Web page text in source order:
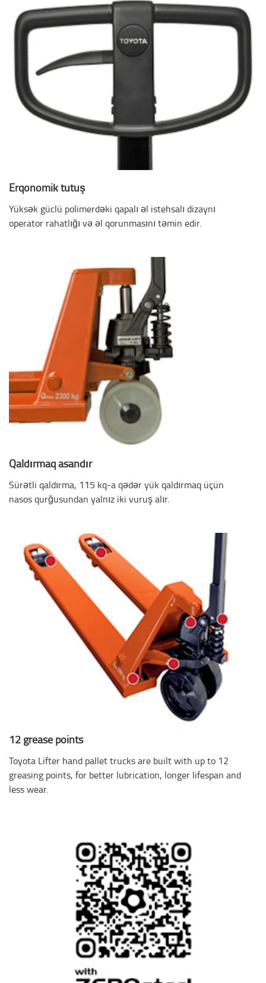
Erqonomik tutuş
Yüksək güclü polimerdəki qapalı əl istehsalı dizaynı
operator rahatlığı və əl qorunmasını təmin edir.
Qaldırmaq asandır
Sürətli qaldırma, 115 kq-a qədər yük qaldırmaq üçün
nasos qurğusundan yalnız iki vuruş alır.
12 grease points
Toyota Lifter hand pallet trucks are built with up to 12
greasing points, for better lubrication, longer lifespan and
less wear.